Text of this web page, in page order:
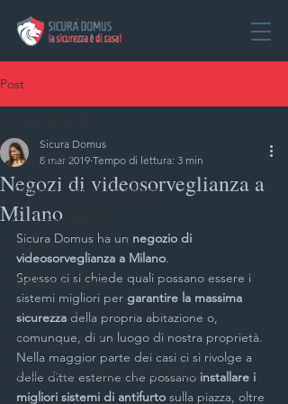
Post
Tutti i post
Apertura serrature Milano
Casseforti Milano
Covid 19
Fabbro a Milano
Duplicazione chiavi a Milano
Emergenza fabbro
Duplicazione telecomandi Milano
Negozi di videosorveglianza a
Milano
Sicura Domus
8 mar 2019 Tempo di lettura: 3 min
Sicura Domus ha un negozio di
videosorveglianza a Milano.
Spesso ci si chiede quali possano essere i
sistemi migliori per garantire la massima
sicurezza della propria abitazione o,
comunque, di un luogo di nostra proprietà.
Nella maggior parte dei casi ci si rivolge a
delle ditte esterne che possano installare i
migliori sistemi di antifurto sulla piazza, oltre